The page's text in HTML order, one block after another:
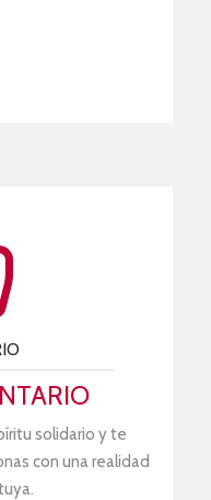
solidario y te
con una realidad